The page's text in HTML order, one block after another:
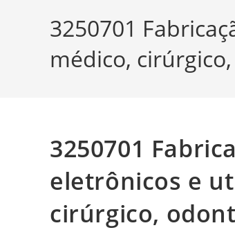
3250701
médico,
3250701
eletrônicos e
cirúrgico,